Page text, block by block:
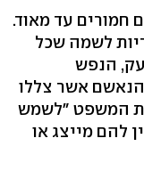
חמורים עד מאוד.
לשמה שכל
הנפש
אשר צללו
המשפט "לשמש
להם מייצג או